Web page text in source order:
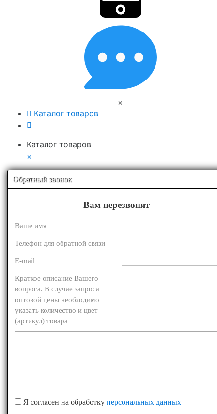
×
Каталог товаров
Каталог товаров
×
Обратный звонок
Вам перезвонят
Ваше имя
Телефон для обратной связи
E-mail
Краткое описание Вашего
вопроса. В случае запроса
оптовой цены необходимо
указать количество и цвет
(артикул) товара
Я согласен на обработку персональных данных